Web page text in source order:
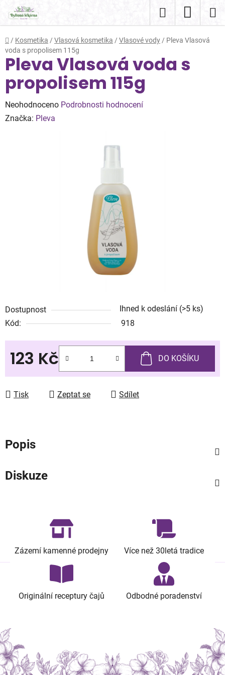
obsah
Hledat
KOŠÍK
Domů
/ Kosmetika / Vlasová kosmetika / Vlasové vody / Pleva Vlasová
voda s propolisem 115g
Dostupnost Ihned k odeslání (>5 ks)
Kód:
918
123 Kč DO KOŠÍKU
Tisk Zeptat se Sdílet
Pleva Vlasová voda s
propolisem 115g
Průměrné
hodnocení
Neohodnoceno Podrobnosti hodnocení
Značka: Pleva
Popis
Diskuze
Zázemí kamenné prodejny Více než 30letá tradice
Originální receptury čajů Odbodné poradenství